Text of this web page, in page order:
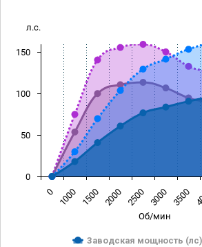
Об/мин
л.с.
Заводская мощность (лс)
0 1000 1500 2000 2500 3000 3500
0
50
100
150